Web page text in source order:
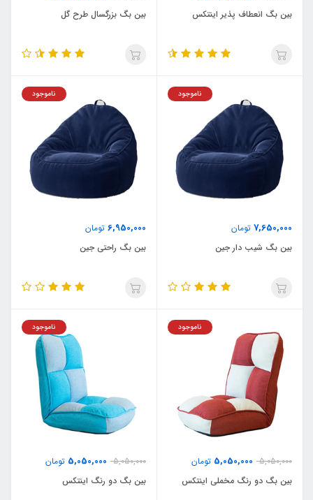
بین بگ انعطاف پذیر اینتکس
بین بگ بزرگسال طرح گل
7,650,000 تومان
ناموجود
بین بگ شیب دار جین
6,950,000 تومان
ناموجود
بین بگ راحتی جین
5,050,000
5,050,000 تومان
ناموجود
بین بگ دو رنگ مخملی اینتکس
5,050,000
5,050,000 تومان
ناموجود
بین بگ دو رنگ اینتکس